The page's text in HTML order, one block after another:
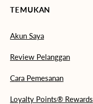
TEMUKAN
Akun Saya
Review Pelanggan
Cara Pemesanan
Loyalty Points® Rewards